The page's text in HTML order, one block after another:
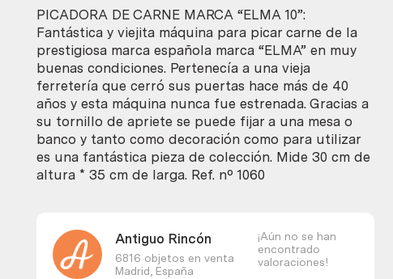
10"
cantidad
PICADORA DE CARNE MARCA “ELMA 10”:
Fantástica y viejita máquina para picar carne de la
prestigiosa marca española marca “ELMA” en muy
buenas condiciones. Pertenecía a una vieja
ferretería que cerró sus puertas hace más de 40
años y esta máquina nunca fue estrenada. Gracias a
su tornillo de apriete se puede fijar a una mesa o
banco y tanto como decoración como para utilizar
es una fantástica pieza de colección. Mide 30 cm de
altura * 35 cm de larga. Ref. nº 1060
Antiguo Rincón
6816 objetos en venta
Madrid, España
¡Aún no se han
encontrado
valoraciones!